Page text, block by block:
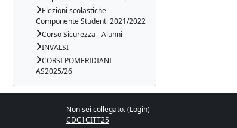
Elezioni scolastiche -
Componente Studenti 2021/2022
Corso Sicurezza - Alunni
INVALSI
CORSI POMERIDIANI
AS2025/26
Non sei collegato. (Login)
CDC1CITT25